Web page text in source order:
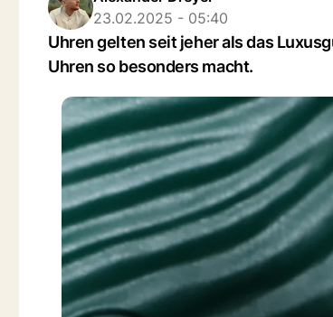
23.02.2025 - 05:40
Uhren gelten seit jeher als das
Uhren so besonders macht.